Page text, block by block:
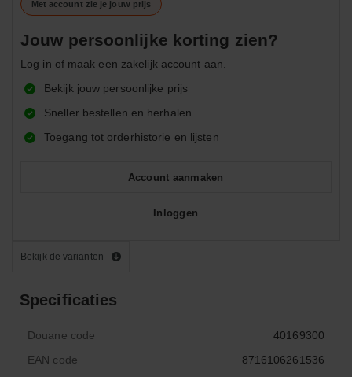
Bekijk de varianten
Specificaties
Douane code
40169300
EAN code
8716106261536
Met account zie je jouw prijs
Jouw persoonlijke korting zien?
Log in of maak een zakelijk account aan.
Bekijk jouw persoonlijke prijs
Sneller bestellen en herhalen
Toegang tot orderhistorie en lijsten
Account aanmaken
Inloggen